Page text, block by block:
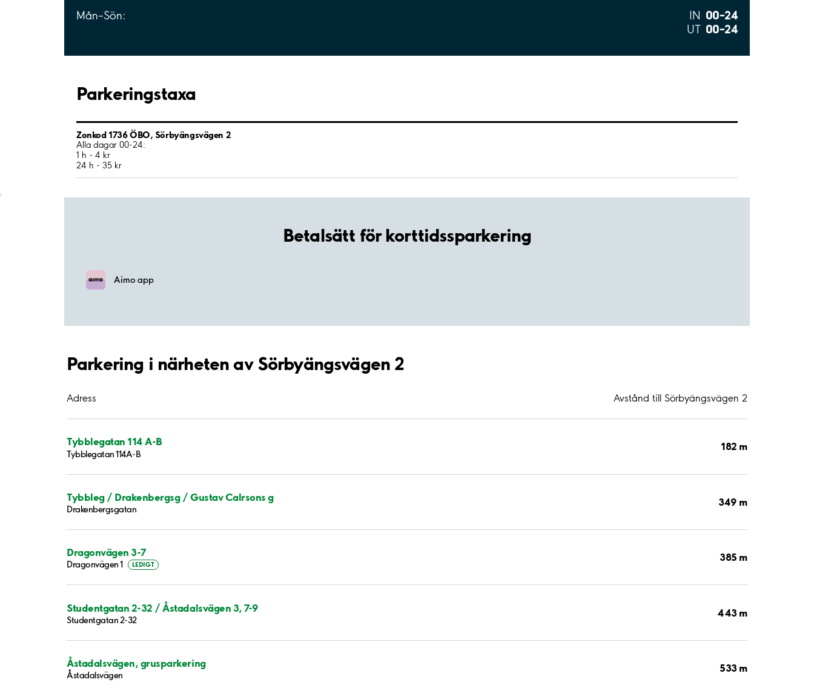
Mån–Sön: IN 00–24
UT 00–24
Parkeringstaxa
Zonkod 1736 ÖBO, Sörbyängsvägen 2
Alla dagar 00-24:
1 h - 4 kr
24 h - 35 kr
;
Betalsätt för korttidssparkering
Aimo app
Parkering i närheten av Sörbyängsvägen 2
Adress Avstånd till Sörbyängsvägen 2
Tybblegatan 114 A-B
Tybblegatan 114A-B
182 m
Tybbleg / Drakenbergsg / Gustav Calrsons g
Drakenbergsgatan
349 m
Dragonvägen 3-7
Dragonvägen 1 LEDIGT
385 m
Studentgatan 2-32 / Åstadalsvägen 3, 7-9
Studentgatan 2-32
443 m
Åstadalsvägen, grusparkering
Åstadalsvägen
533 m